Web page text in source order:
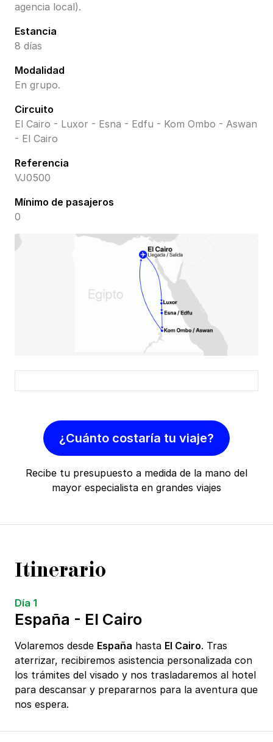
agencia local).
Estancia
8 días
Modalidad
En grupo.
Circuito
El Cairo - Luxor - Esna - Edfu - Kom Ombo - Aswan
- El Cairo
Referencia
VJ0500
Mínimo de pasajeros
0
¿Cuánto costaría tu viaje?
Recibe tu presupuesto a medida de la mano del
mayor especialista en grandes viajes
Itinerario
Día 1
España - El Cairo
Volaremos desde España hasta El Cairo. Tras
aterrizar, recibiremos asistencia personalizada con
los trámites del visado y nos trasladaremos al hotel
para descansar y prepararnos para la aventura que
nos espera.